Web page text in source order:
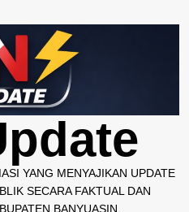
YANG MENYAJIKAN UPDATE
SECARA FAKTUAL DAN
BANYUASIN.